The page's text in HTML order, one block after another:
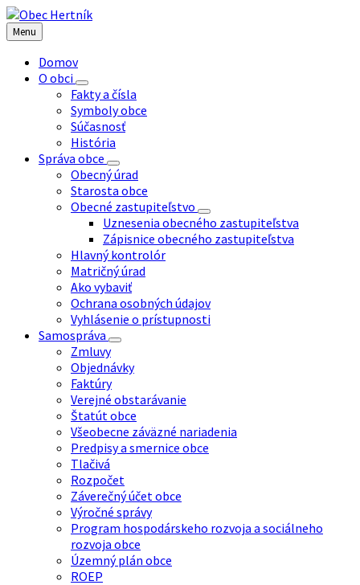
Preskočiť
na
obsah
Preskočiť
na
ľavý
panel
Preskočiť
na
pätičku
Menu
Domov
O obci
Fakty a čísla
Symboly obce
Súčasnosť
História
Správa obce
Obecný úrad
Starosta obce
Obecné zastupiteľstvo
Uznesenia obecného zastupiteľstva
Zápisnice obecného zastupiteľstva
Hlavný kontrolór
Matričný úrad
Ako vybaviť
Ochrana osobných údajov
Vyhlásenie o prístupnosti
Samospráva
Zmluvy
Objednávky
Faktúry
Verejné obstarávanie
Štatút obce
Všeobecne záväzné nariadenia
Predpisy a smernice obce
Tlačivá
Rozpočet
Záverečný účet obce
Výročné správy
Program hospodárskeho rozvoja a sociálneho
rozvoja obce
Územný plán obce
ROEP